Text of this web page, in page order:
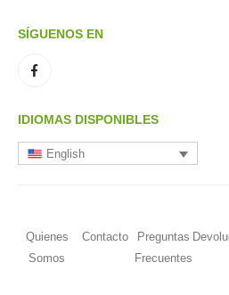
SÍGUENOS EN
IDIOMAS DISPONIBLES
English
Quienes
Somos
Contacto
Preguntas
Frecuentes